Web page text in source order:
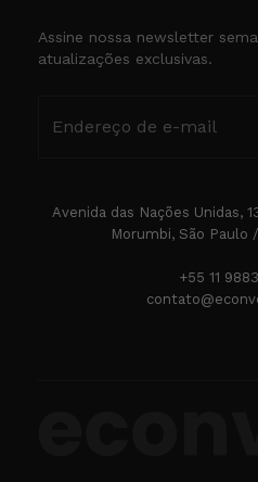
Assine nossa newsletter
atualizações exclusivas.
Avenida das Nações Unidas,
Morumbi, São Paulo
+55 11